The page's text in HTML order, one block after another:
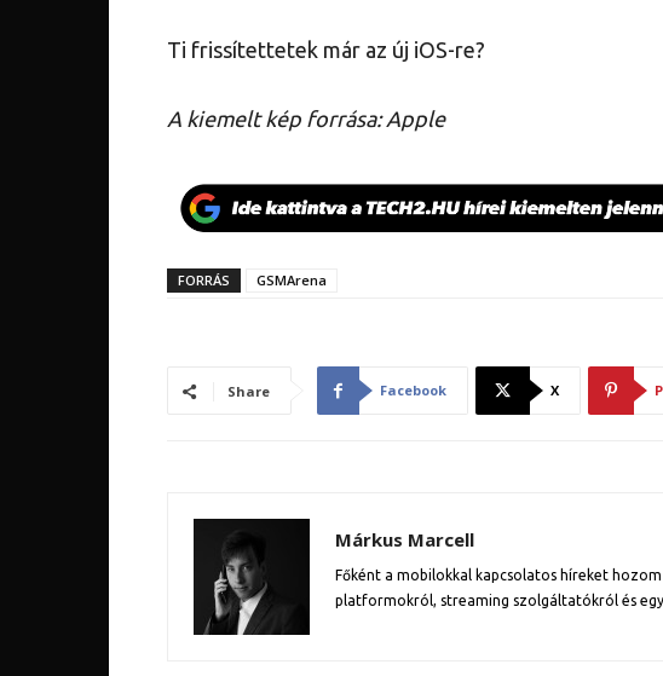
Ti frissítettetek már az új iOS-re?
A kiemelt kép forrása: Apple
FORRÁS GSMArena
Share Facebook X
Márkus Marcell
Főként a mobilokkal kapcsolatos híreket
platformokról, streaming szolgáltatókról és